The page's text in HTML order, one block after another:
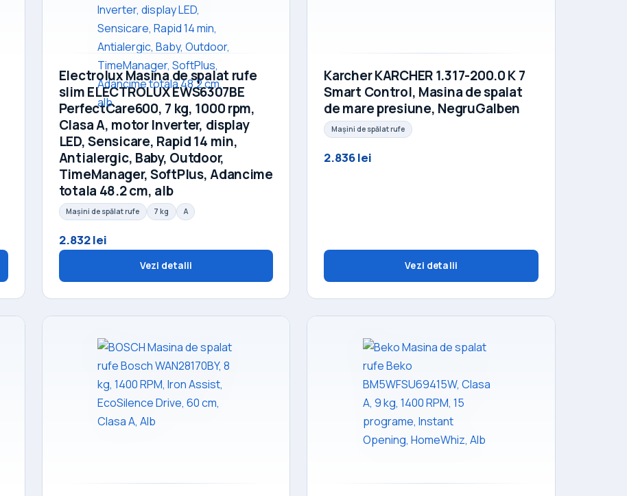
Electrolux Masina de spalat rufe
slim ELECTROLUX EWS6307BE
PerfectCare600, 7 kg, 1000 rpm,
Clasa A, motor Inverter, display
LED, Sensicare, Rapid 14 min,
Antialergic, Baby, Outdoor,
TimeManager, SoftPlus, Adancime
totala 48.2 cm, alb
Mașini de spălat rufe 7 kg A
2.832 lei
Vezi detalii
Karcher KARCHER 1.317-200.0 K 7
Smart Control, Masina de spalat
de mare presiune, NegruGalben
Mașini de spălat rufe
2.836 lei
Vezi detalii